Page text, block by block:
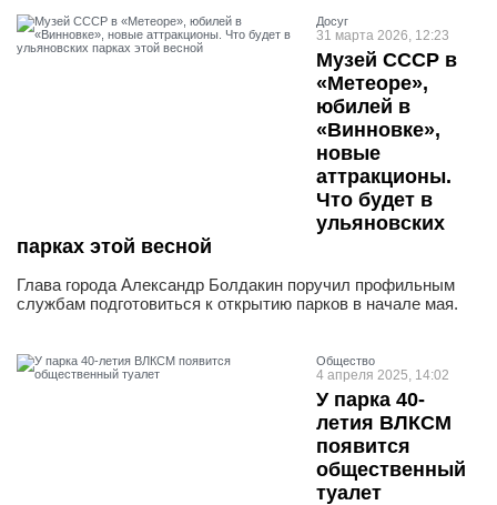
Досуг
31 марта 2026, 12:23
Музей СССР в
«Метеоре»,
юбилей в
«Винновке»,
новые
аттракционы.
Что будет в
ульяновских
парках этой весной
Глава города Александр Болдакин поручил профильным
службам подготовиться к открытию парков в начале мая.
Общество
4 апреля 2025, 14:02
У парка 40-
летия ВЛКСМ
появится
общественный
туалет